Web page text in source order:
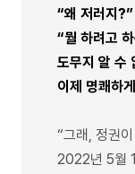
“왜 저러지?”
“뭘 하려고
도무지 알 수
이제 명쾌하
“그래, 정권
2022년 5월